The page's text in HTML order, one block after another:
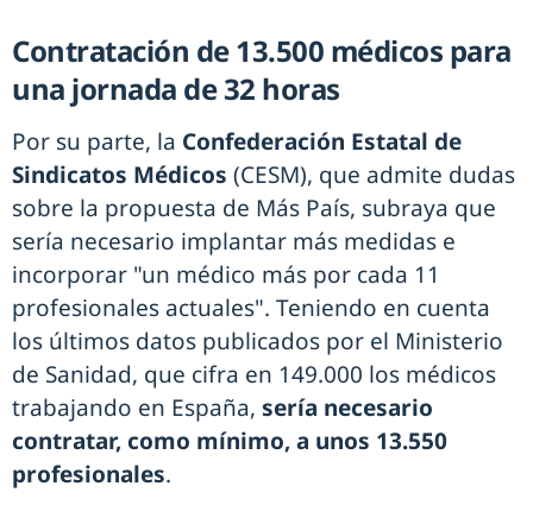
Contratación de 13.500 médicos para
una jornada de 32 horas
Por su parte, la Confederación Estatal de
Sindicatos Médicos (CESM), que admite dudas
sobre la propuesta de Más País, subraya que
sería necesario implantar más medidas e
incorporar "un médico más por cada 11
profesionales actuales". Teniendo en cuenta
los últimos datos publicados por el Ministerio
de Sanidad, que cifra en 149.000 los médicos
trabajando en España, sería necesario
contratar, como mínimo, a unos 13.550
profesionales.